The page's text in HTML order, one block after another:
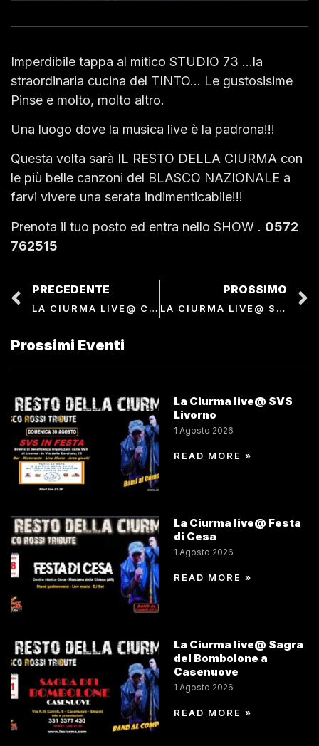
Imperdibile tappa al mitico STUDIO 73 …la
straordinaria cucina del TINTO… Le gustosisime
Pinse e molto, molto altro.
Una luogo dove la musica live è la padrona!!!
Questa volta sarà IL RESTO DELLA CIURMA con
le più belle canzoni del BLASCO NAZIONALE a
farvi vivere una serata indimenticabile!!!
Prenota il tuo posto ed entra nello SHOW . 0572
762515
PRECEDENTE
LA CIURMA LIVE@ CASA D’AFRICA
PROSSIMO
LA CIURMA LIVE@ SARDELLI STAGNO
Prossimi Eventi
La Ciurma live@ SVS
Livorno
1 Agosto 2026
READ MORE »
La Ciurma live@ Festa
di Cesa
1 Agosto 2026
READ MORE »
La Ciurma live@ Sagra
del Bombolone a
Casenuove
1 Agosto 2026
READ MORE »